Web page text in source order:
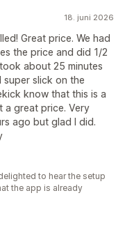
18. juni 2026
Great price. We had
the price and did 1/2
about 25 minutes
slick on the
know that this is a
a great price. Very
ago but glad I did.
to hear the setup
the app is already